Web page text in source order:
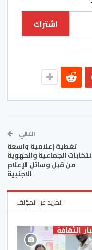
اشتراك
التالي
تغطية إعلامية واسعة
الجماعية والجهوية
من قبل وسائل الإعلام
الاجنبية
المزيد عن المؤلف
الثقافة